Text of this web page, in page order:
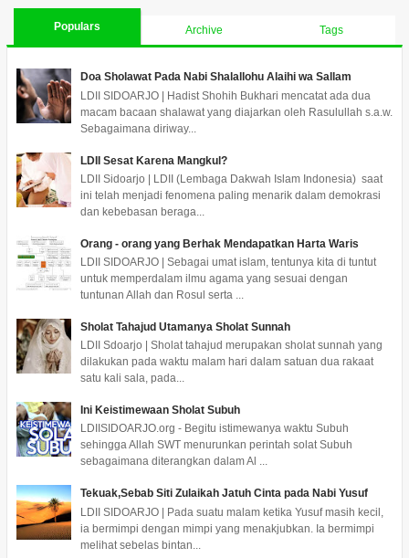
Populars Archive Tags
Doa Sholawat Pada Nabi Shalallohu Alaihi wa Sallam
LDII SIDOARJO | Hadist Shohih Bukhari mencatat ada dua
macam bacaan shalawat yang diajarkan oleh Rasulullah s.a.w.
Sebagaimana diriway...
LDII Sesat Karena Mangkul?
LDII Sidoarjo | LDII (Lembaga Dakwah Islam Indonesia) saat
ini telah menjadi fenomena paling menarik dalam demokrasi
dan kebebasan beraga...
Orang - orang yang Berhak Mendapatkan Harta Waris
LDII SIDOARJO | Sebagai umat islam, tentunya kita di tuntut
untuk memperdalam ilmu agama yang sesuai dengan
tuntunan Allah dan Rosul serta ...
Sholat Tahajud Utamanya Sholat Sunnah
LDII Sdoarjo | Sholat tahajud merupakan sholat sunnah yang
dilakukan pada waktu malam hari dalam satuan dua rakaat
satu kali sala, pada...
Ini Keistimewaan Sholat Subuh
LDIISIDOARJO.org - Begitu istimewanya waktu Subuh
sehingga Allah SWT menurunkan perintah solat Subuh
sebagaimana diterangkan dalam Al ...
Tekuak,Sebab Siti Zulaikah Jatuh Cinta pada Nabi Yusuf
LDII SIDOARJO | Pada suatu malam ketika Yusuf masih kecil,
ia bermimpi dengan mimpi yang menakjubkan. Ia bermimpi
melihat sebelas bintan...